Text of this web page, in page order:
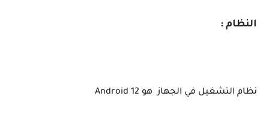
النظام :
نظام التشغيل في الجهاز هو Android 12